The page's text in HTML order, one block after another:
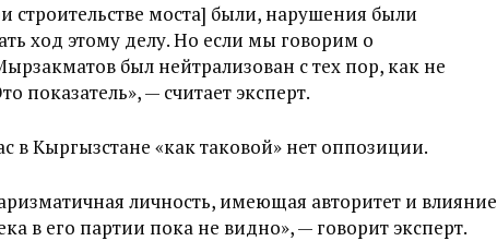
строительстве моста] были, нарушения были
ход этому делу. Но если мы говорим о
был нейтрализован с тех пор, как не
показатель», — считает эксперт.
в Кыргызстане «как таковой» нет оппозиции.
личность, имеющая авторитет и влияние
в его партии пока не видно», — говорит эксперт.